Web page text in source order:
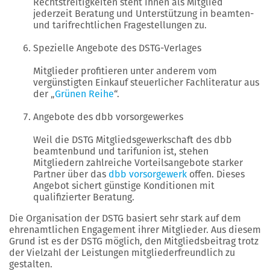
jederzeit Beratung und Unterstützung in beamten-
und tarifrechtlichen Fragestellungen zu.
Spezielle Angebote des DSTG-Verlages
Mitglieder profitieren unter anderem vom
vergünstigten Einkauf steuerlicher Fachliteratur aus
der „Grünen Reihe“.
Angebote des dbb vorsorgewerkes
Weil die DSTG Mitgliedsgewerkschaft des dbb
beamtenbund und tarifunion ist, stehen
Mitgliedern zahlreiche Vorteilsangebote starker
Partner über das dbb vorsorgewerk offen. Dieses
Angebot sichert günstige Konditionen mit
qualifizierter Beratung.
Die Organisation der DSTG basiert sehr stark auf dem
ehrenamtlichen Engagement ihrer Mitglieder. Aus diesem
Grund ist es der DSTG möglich, den Mitgliedsbeitrag trotz
der Vielzahl der Leistungen mitgliederfreundlich zu
gestalten.